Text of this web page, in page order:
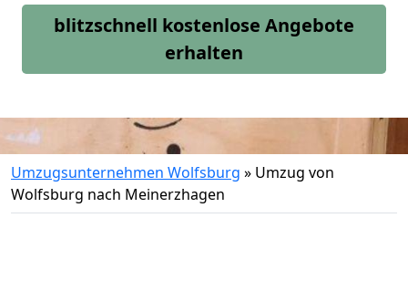
blitzschnell kostenlose Angebote
erhalten
Umzugsunternehmen Wolfsburg » Umzug von
Wolfsburg nach Meinerzhagen